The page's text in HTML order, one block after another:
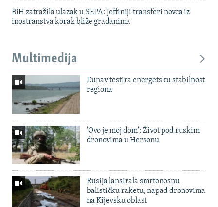
BiH zatražila ulazak u SEPA: Jeftiniji transferi novca iz
inostranstva korak bliže građanima
Multimedija
Dunav testira energetsku stabilnost
regiona
'Ovo je moj dom': Život pod ruskim
dronovima u Hersonu
Rusija lansirala smrtonosnu
balističku raketu, napad dronovima
na Kijevsku oblast